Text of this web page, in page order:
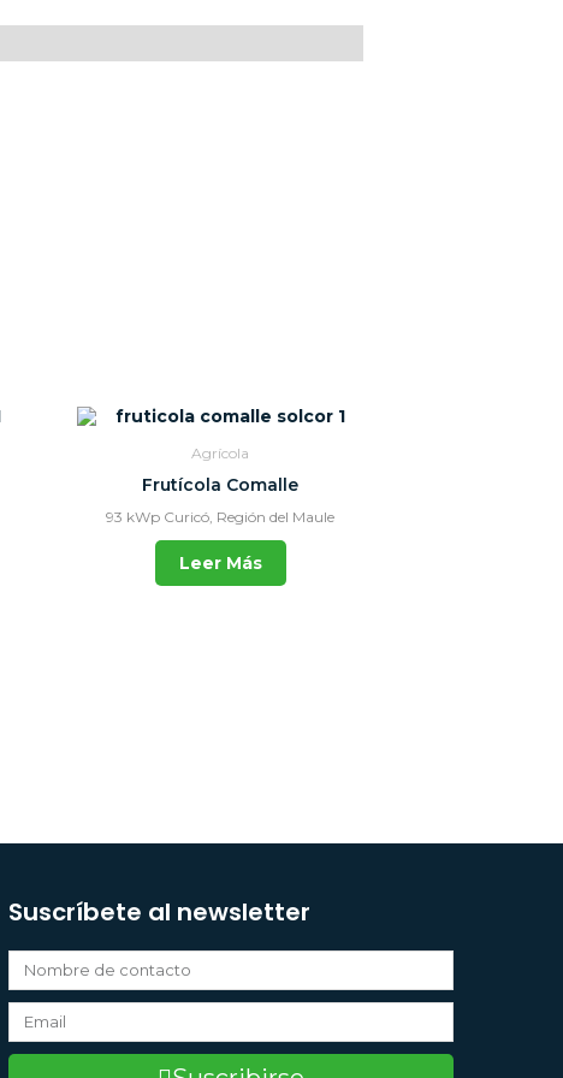
Agrícola
Frutícola Comalle
93 kWp Curicó, Región del Maule
Leer Más
Suscríbete al newsletter